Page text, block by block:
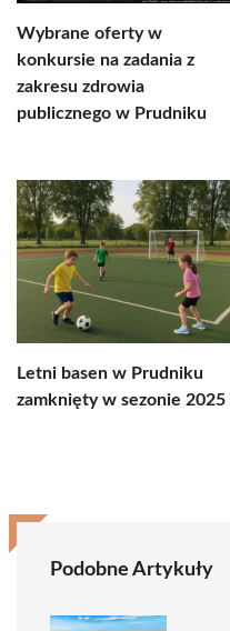
Wybrane oferty w
konkursie na zadania z
zakresu zdrowia
publicznego w Prudniku
Letni basen w Prudniku
zamknięty w sezonie 2025
Podobne Artykuły